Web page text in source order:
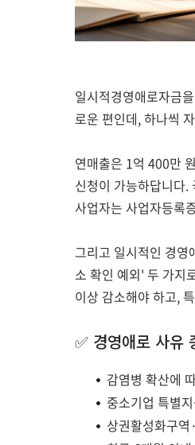
일시적경영애로자금
로운 편인데, 하나씩
연매출은 1억 400만
신청이 가능하답니다
사업자는 사업자등록
그리고 일시적인 경
소 확인 예외' 두 가지
이상 감소해야 하고,
✅ 경영애로 사유
감염병 확산에
중소기업 특별
상권활성화구